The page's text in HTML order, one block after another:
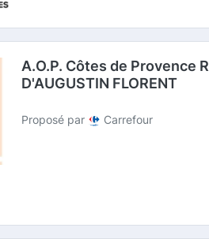
A.O.P. Côtes de Provence
D'AUGUSTIN FLORENT
Proposé par Carrefour